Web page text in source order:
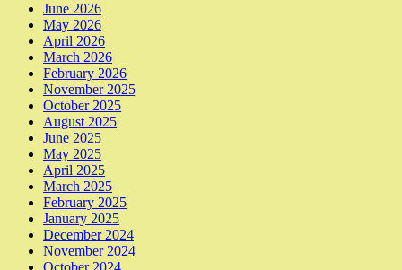
June 2026
May 2026
April 2026
March 2026
February 2026
November 2025
October 2025
August 2025
June 2025
May 2025
April 2025
March 2025
February 2025
January 2025
December 2024
November 2024